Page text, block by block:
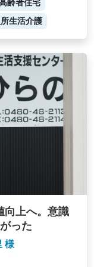
齢者住宅
生活介護
向上へ。意識
った
様